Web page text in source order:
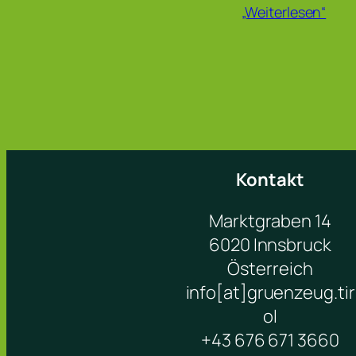
„Weiterlesen“
Kontakt
Marktgraben 14
6020 Innsbruck
Österreich
info[at]gruenzeug.tir
ol
+43 676 671 3660